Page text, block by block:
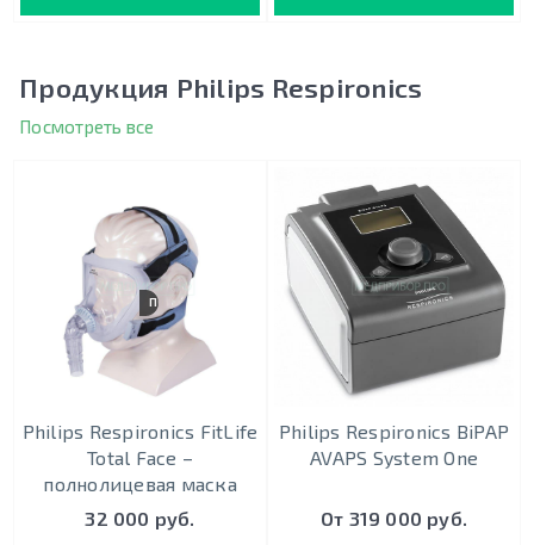
Продукция Philips Respironics
Посмотреть все
ПОЛНОЛИЦЕВАЯ
Philips Respironics FitLife
Total Face –
полнолицевая маска
32 000 руб.
Philips Respironics BiPAP
AVAPS System One
От 319 000 руб.